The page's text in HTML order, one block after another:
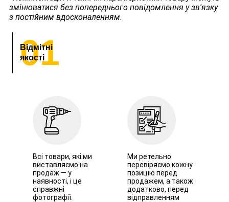
змінюватися без попереднього повідомлення у зв'язку
з постійним вдосконаленням.
01
Відмітні
якості
Всі товари, які ми
виставляємо на
продаж — у
наявності, і це
справжні
фотографії.
Ми ретельно
перевіряємо кожну
позицію перед
продажем, а також
додатково, перед
відправленням